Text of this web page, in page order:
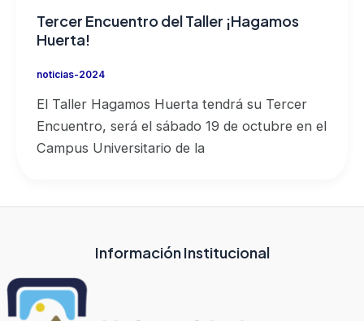
Tercer Encuentro del Taller ¡Hagamos
Huerta!
noticias-2024
El Taller Hagamos Huerta tendrá su Tercer
Encuentro, será el sábado 19 de octubre en el
Campus Universitario de la
Información Institucional